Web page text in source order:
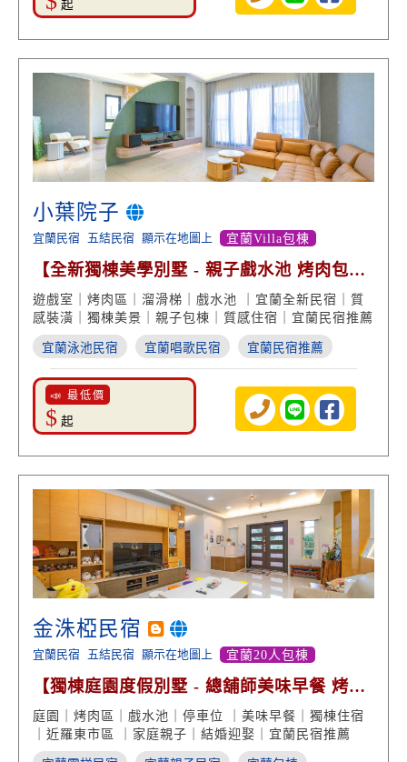
起
小葉院子
宜蘭民宿 五結民宿 顯示在地圖上 宜蘭Villa包棟
【全新獨棟美學別墅 - 親子戲水池 烤肉包棟
歡唱娛樂】
遊戲室｜烤肉區｜溜滑梯｜戲水池 ｜宜蘭全新民宿｜質
感裝潢｜獨棟美景｜親子包棟｜質感住宿｜宜蘭民宿推薦
宜蘭泳池民宿 宜蘭唱歌民宿 宜蘭民宿推薦
📣 最低價
$ 起
金洙椏民宿
宜蘭民宿 五結民宿 顯示在地圖上 宜蘭20人包棟
【獨棟庭園度假別墅 - 總舖師美味早餐 烤肉
戲水包棟】
庭園｜烤肉區｜戲水池｜停車位 ｜美味早餐｜獨棟住宿
｜近羅東市區 ｜家庭親子｜結婚迎娶｜宜蘭民宿推薦